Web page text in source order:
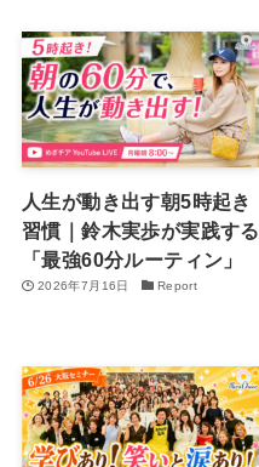
人生が動き出す朝5時起き
習慣｜鈴木実歩が実践する
「最強60分ルーティン」
2026年7月16日 Report